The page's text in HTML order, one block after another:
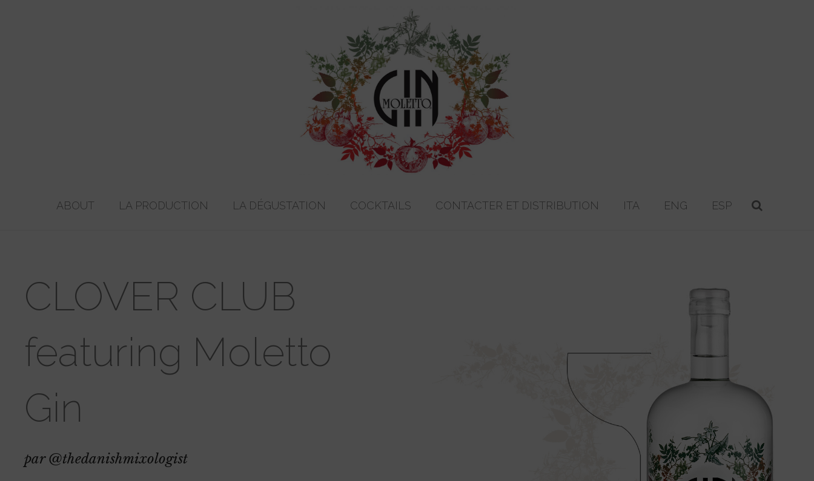
ABOUT LA PRODUCTION LA DÉGUSTATION COCKTAILS CONTACTER ET DISTRIBUTION ITA ENG ESP
CLOVER CLUB
featuring Moletto
Gin
par@thedanishmixologist